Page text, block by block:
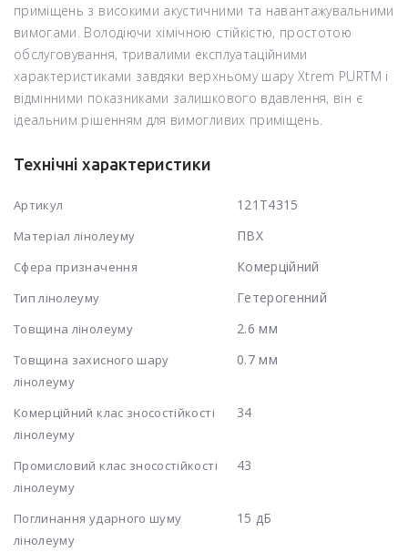
приміщень з високими акустичними та навантажувальними
вимогами. Володіючи хімічною стійкістю, простотою
обслуговування, тривалими експлуатаційними
характеристиками завдяки верхньому шару Xtrem PURTM і
відмінними показниками залишкового вдавлення, він є
ідеальним рішенням для вимогливих приміщень.
Технічні характеристики
Артикул 121T4315
Матеріал лінолеуму ПВХ
Сфера призначення Комерційний
Тип лінолеуму Гетерогенний
Товщина лінолеуму 2.6 мм
Товщина захисного шару
лінолеуму
0.7 мм
Комерційний клас зносостійкості
лінолеуму
34
Промисловий клас зносостійкості
лінолеуму
43
Поглинання ударного шуму
лінолеуму
15 дБ